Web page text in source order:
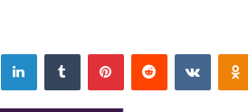
LinkedIn Tumblr Pinterest Reddit VKontakte